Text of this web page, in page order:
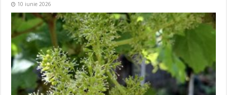
10 iunie 2026